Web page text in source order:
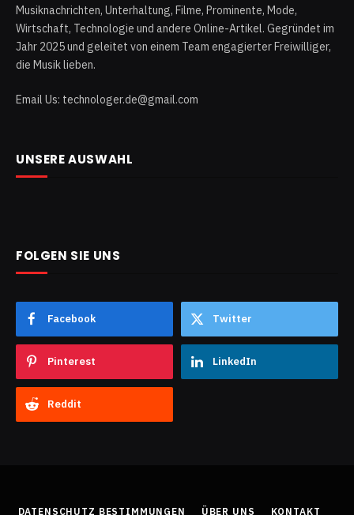
Musiknachrichten, Unterhaltung, Filme, Prominente, Mode,
Wirtschaft, Technologie und andere Online-Artikel. Gegründet im
Jahr 2025 und geleitet von einem Team engagierter Freiwilliger,
die Musik lieben.
Email Us: technologer.de@gmail.com
UNSERE AUSWAHL
FOLGEN SIE UNS
Facebook Twitter
Pinterest LinkedIn
Reddit
DATENSCHUTZ BESTIMMUNGEN ÜBER UNS KONTAKT